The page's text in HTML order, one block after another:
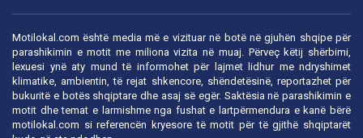
Motilokal.com është media më e vizituar në botë në gjuhën shqipe për
parashikimin e motit me miliona vizita në muaj. Përveç këtij shërbimi,
lexuesi ynë aty mund të informohet për lajmet lidhur me ndryshimet
klimatike, ambientin, të rejat shkencore, shëndetësinë, reportazhet për
bukuritë e botës shqiptare dhe asaj së egër. Saktësia në parashikimin e
motit dhe temat e larmishme nga fushat e lartpërmendura e kanë bërë
motilokal.com si referencën kryesore të motit për të gjithë shqiptarët